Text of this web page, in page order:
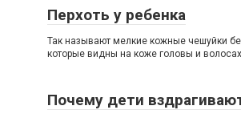
Перхоть у ребенка
Так называют мелкие кожные чешуйки
которые видны на коже головы и
Почему дети